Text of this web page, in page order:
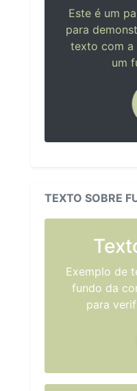
Este é um
para
texto com a
um
TEXTO SOBRE
Exemplo de
fundo da
para